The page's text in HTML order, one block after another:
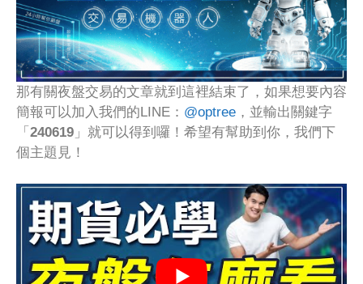
那有關夜盤交易的文章就到這裡結束了，如果想要內容
簡報可以加入我們的LINE： @optree ，並輸出關鍵字
「 240619 」就可以得到囉！希望有幫助到你，我們下
個主題見！